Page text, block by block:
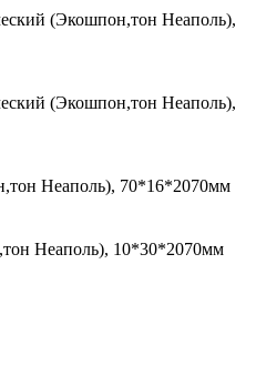
(Экошпон,тон Неаполь),
(Экошпон,тон Неаполь),
Неаполь), 70*16*2070мм
Неаполь), 10*30*2070мм